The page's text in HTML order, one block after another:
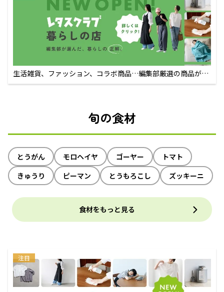
生活雑貨、ファッション、コラボ商品…編集部厳選の商品が買
えるECサイト
旬の食材
とうがん モロヘイヤ ゴーヤー
トマト
きゅうり
ピーマン とうもろこし ズッキーニ
食材をもっと見る
注目